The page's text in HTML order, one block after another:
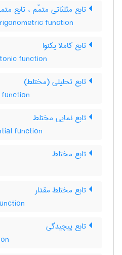
تابع مثلثاتی متمّم ، تابع
function
تابع کاملا یکنوا
function
تابع تحلیلی (مختلط)
تابع نمایی مختلط
function
تابع مختلط
تابع مختلط مقدار
تابع پیچیدگی